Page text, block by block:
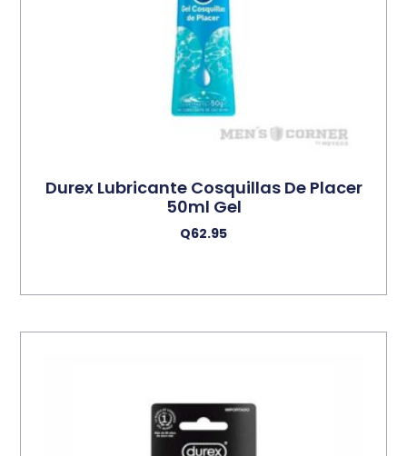
Durex Lubricante Cosquillas De Placer
50ml Gel
Q62.95